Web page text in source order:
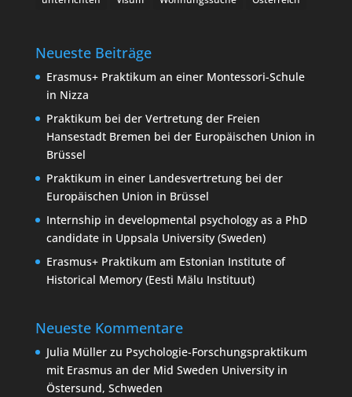
Neueste Beiträge
Erasmus+ Praktikum an einer Montessori-Schule
in Nizza
Praktikum bei der Vertretung der Freien
Hansestadt Bremen bei der Europäischen Union in
Brüssel
Praktikum in einer Landesvertretung bei der
Europäischen Union in Brüssel
Internship in developmental psychology as a PhD
candidate in Uppsala University (Sweden)
Erasmus+ Praktikum am Estonian Institute of
Historical Memory (Eesti Mälu Instituut)
Neueste Kommentare
Julia Müllerzu Psychologie-Forschungspraktikum
mit Erasmus an der Mid Sweden University in
Östersund, Schweden